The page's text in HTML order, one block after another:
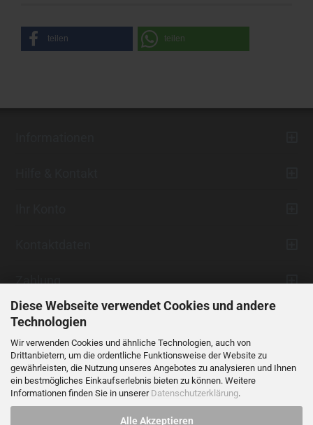
Diese Webseite verwendet Cookies und andere
Technologien
Wir verwenden Cookies und ähnliche Technologien, auch von
Drittanbietern, um die ordentliche Funktionsweise der Website zu
gewährleisten, die Nutzung unseres Angebotes zu analysieren und Ihnen
ein bestmögliches Einkaufserlebnis bieten zu können. Weitere
Informationen finden Sie in unserer Datenschutzerklärung.
Alle Akzeptieren
teilen teilen
Zahlung
Vertrag widerrufen